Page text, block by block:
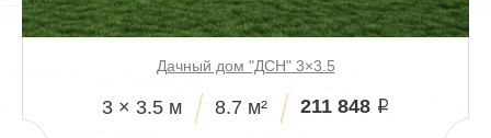
Дачный дом "ДСН" 3×3.5
3 × 3.5 м 8.7 м² 211 848 i